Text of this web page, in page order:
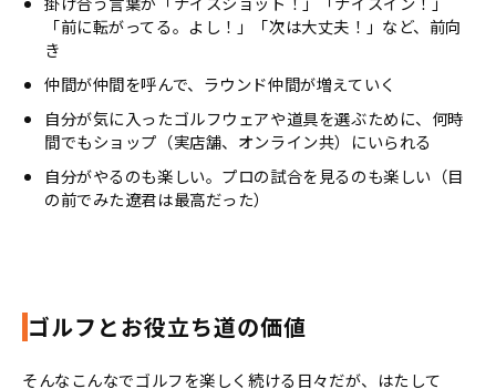
「前に転がってる。よし！」「次は大丈夫！」など、前向
き
仲間が仲間を呼んで、ラウンド仲間が増えていく
自分が気に入ったゴルフウェアや道具を選ぶために、何時
間でもショップ（実店舗、オンライン共）にいられる
自分がやるのも楽しい。プロの試合を見るのも楽しい（目
の前でみた遼君は最高だった）
ゴルフとお役立ち道の価値
そんなこんなでゴルフを楽しく続ける日々だが、はたして